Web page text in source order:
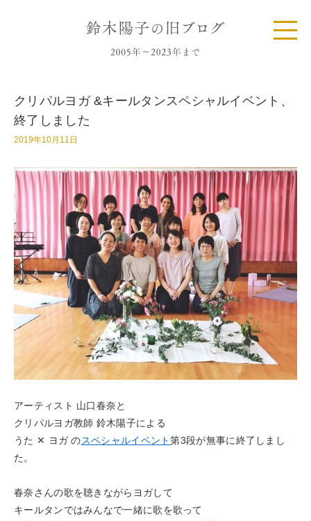
クリパルヨガ &キールタンスペシャルイベント、
終了しました
2019年10月11日
アーティスト 山口春奈と
クリパルヨガ教師 鈴木陽子による
うた ✕ ヨガ のスペシャルイベント第3段が無事に終了しまし
た。
春奈さんの歌を聴きながらヨガして
キールタンではみんなで一緒に歌を歌って